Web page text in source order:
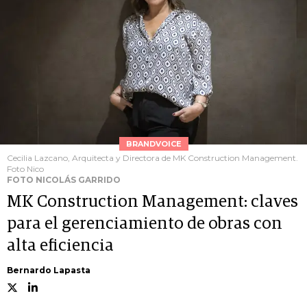
BRANDVOICE
Cecilia Lazcano, Arquitecta y Directora de MK Construction Management.
Foto Nico
FOTO NICOLÁS GARRIDO
MK Construction Management: claves
para el gerenciamiento de obras con
alta eficiencia
Bernardo Lapasta